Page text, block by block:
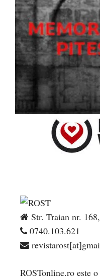
Str. Traian nr.
0740.103.621
ROSTonline.ro este